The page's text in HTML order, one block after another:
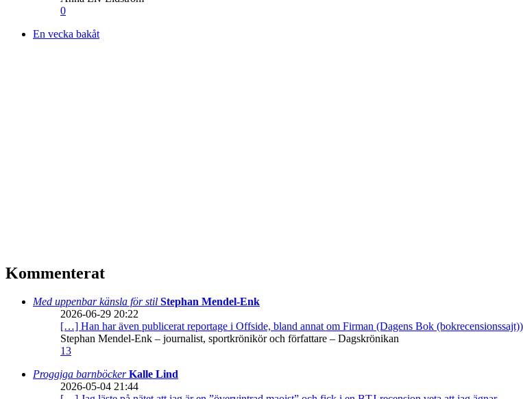
0
En vecka bakåt
Kommenterat
Med uppenbar känsla för stil Stephan Mendel-Enk
2026-06-29 20:22
[…] Han har även publicerat reportage i Offside, bland annat om Firman (Dagens Bok
Stephan Mendel-Enk – journalist, sportkrönikör och författare – Dagskrönikan
13
Proggiga barnböckerKalle Lind
2026-05-04 21:44